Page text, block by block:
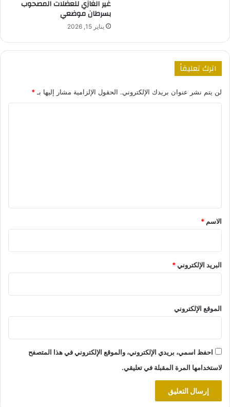
غير الغازي للعضلات المصحوب
بسرطان موضعي
يناير 15, 2026
اترك تعليقاً
لن يتم نشر عنوان بريدك الإلكتروني. الحقول الإلزامية مشار إليها بـ *
*
الاسم *
البريد الإلكتروني*
الموقع الإلكتروني
احفظ اسمي، بريدي الإلكتروني، والموقع الإلكتروني في هذا المتصفح
لاستخدامها المرة المقبلة في تعليقي.